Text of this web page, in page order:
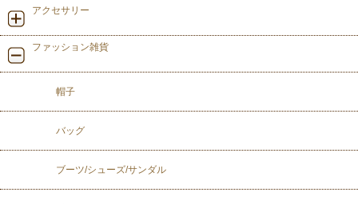
アクセサリー
ファッション雑貨
帽子
バッグ
ブーツ/シューズ/サンダル